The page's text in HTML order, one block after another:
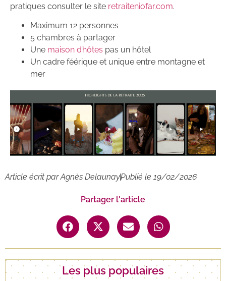
pratiques consulter le site retraiteniofar.com.
Maximum 12 personnes
5 chambres à partager
Une maison d’hôtes pas un hôtel
Un cadre féérique et unique entre montagne et
mer
Article écrit parAgnès DelaunayPublié le 19/02/2026
Partager l'article
Les plus populaires